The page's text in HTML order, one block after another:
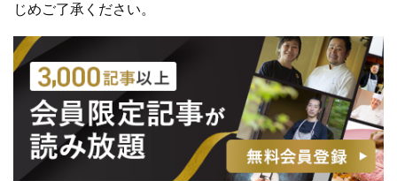
じめご了承ください。